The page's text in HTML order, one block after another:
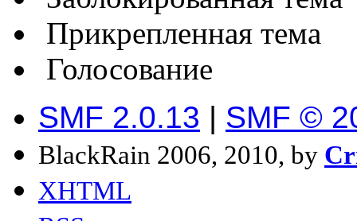
Прикрепленная тема
Голосование
SMF 2.0.13 | SMF ©
BlackRain 2006, 2010, by
XHTML